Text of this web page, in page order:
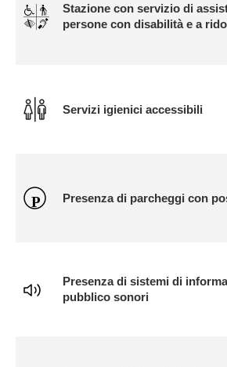
Stazione con servizio di
persone con disabilità e a
Servizi igienici accessibili
Presenza di parcheggi con
Presenza di sistemi di
pubblico sonori